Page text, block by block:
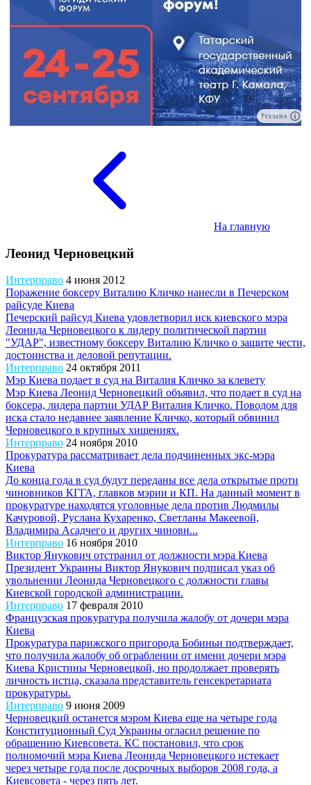
Реклама
На главную
Леонид Черновецкий
Интерправо 4 июня 2012
Поражение боксеру Виталию Кличко нанесли в Печерском
райсуде Киева
Печерский райсуд Киева удовлетворил иск киевского мэра
Леонида Черновецкого к лидеру политической партии
"УДАР", известному боксеру Виталию Кличко о защите чести,
достоинства и деловой репутации.
Интерправо 24 октября 2011
Мэр Киева подает в суд на Виталия Кличко за клевету
Мэр Киева Леонид Черновецкий объявил, что подает в суд на
боксера, лидера партии УДАР Виталия Кличко. Поводом для
иска стало недавнее заявление Кличко, который обвинил
Черновецкого в крупных хищениях.
Интерправо 24 ноября 2010
Прокуратура рассматривает дела подчиненных экс-мэра
Киева
До конца года в суд будут переданы все дела открытые проти
чиновников КГГА, главков мэрии и КП. На данный момент в
прокуратуре находятся уголовные дела против Людмилы
Качуровой, Руслана Кухаренко, Светланы Макеевой,
Владимира Асадчего и других чиновн...
Интерправо 16 ноября 2010
Виктор Янукович отстранил от должности мэра Киева
Президент Украины Виктор Янукович подписал указ об
увольнении Леонида Черновецкого с должности главы
Киевской городской администрации.
Интерправо 17 февраля 2010
Французская прокуратура получила жалобу от дочери мэра
Киева
Прокуратура парижского пригорода Бобиньи подтверждает,
что получила жалобу об ограблении от имени дочери мэра
Киева Кристины Черновецкой, но продолжает проверять
личность истца, сказала представитель генсекретариата
прокуратуры.
Интерправо 9 июня 2009
Черновецкий останется мэром Киева еще на четыре года
Конституционный Суд Украины огласил решение по
обращению Киевсовета. КС постановил, что срок
полномочий мэра Киева Леонида Черновецкого истекает
через четыре года после досрочных выборов 2008 года, а
Киевсовета - через пять лет.